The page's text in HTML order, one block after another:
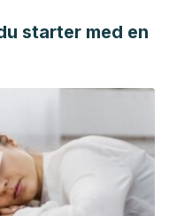
starter med en